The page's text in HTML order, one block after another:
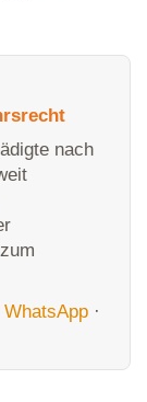
nach
WhatsApp ·